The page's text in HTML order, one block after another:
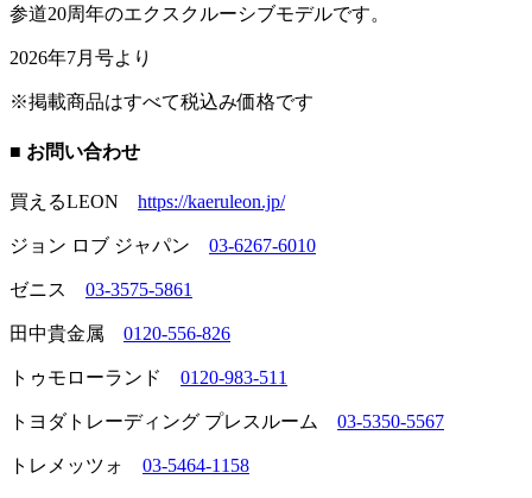
参道20周年のエクスクルーシブモデルです。
2026年7月号より
※掲載商品はすべて税込み価格です
■ お問い合わせ
買えるLEON https://kaeruleon.jp/
ジョン ロブ ジャパン 03-6267-6010
ゼニス 03-3575-5861
田中貴金属 0120-556-826
トゥモローランド 0120-983-511
トヨダトレーディング プレスルーム 03-5350-5567
トレメッツォ 03-5464-1158